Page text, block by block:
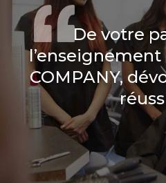
De votre
l’enseignement
COMPANY,